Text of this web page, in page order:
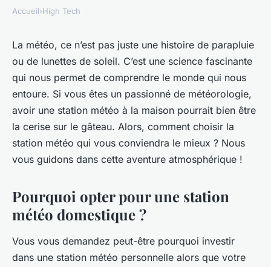
HIGH TECH
Comment choisir une station
météo domestique pour les
passionnés de météorologie ?
raoul• 18 février 2024•6 min de lecture
Accueil›High Tech
La météo, ce n’est pas juste une histoire de parapluie
ou de lunettes de soleil. C’est une science fascinante
qui nous permet de comprendre le monde qui nous
entoure. Si vous êtes un passionné de météorologie,
avoir une station météo à la maison pourrait bien être
la cerise sur le gâteau. Alors, comment choisir la
station météo qui vous conviendra le mieux ? Nous
vous guidons dans cette aventure atmosphérique !
Pourquoi opter pour une station
météo domestique ?
Vous vous demandez peut-être pourquoi investir
dans une station météo personnelle alors que votre